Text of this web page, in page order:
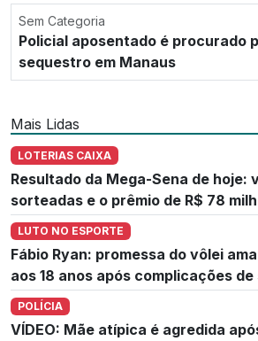
Sem Categoria
Policial aposentado é procurado
sequestro em Manaus
Mais Lidas
LOTERIAS CAIXA
Resultado da Mega-Sena de hoje:
sorteadas e o prêmio de R$ 78
LUTO NO ESPORTE
Fábio Ryan: promessa do vôlei
aos 18 anos após complicações de
POLÍCIA
VÍDEO: Mãe atípica é agredida